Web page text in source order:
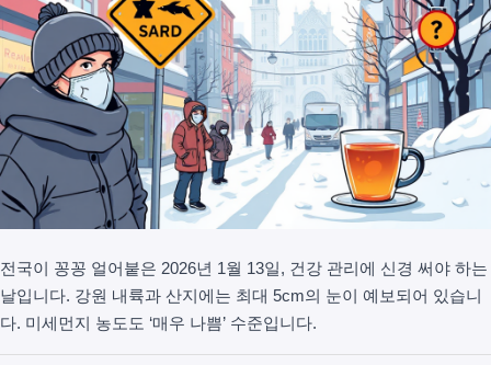
전국이 꽁꽁 얼어붙은 2026년 1월 13일, 건강 관리에 신경 써야 하는
날입니다. 강원 내륙과 산지에는 최대 5cm의 눈이 예보되어 있습니
다. 미세먼지 농도도 ‘매우 나쁨’ 수준입니다.